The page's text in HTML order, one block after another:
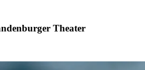
Theater